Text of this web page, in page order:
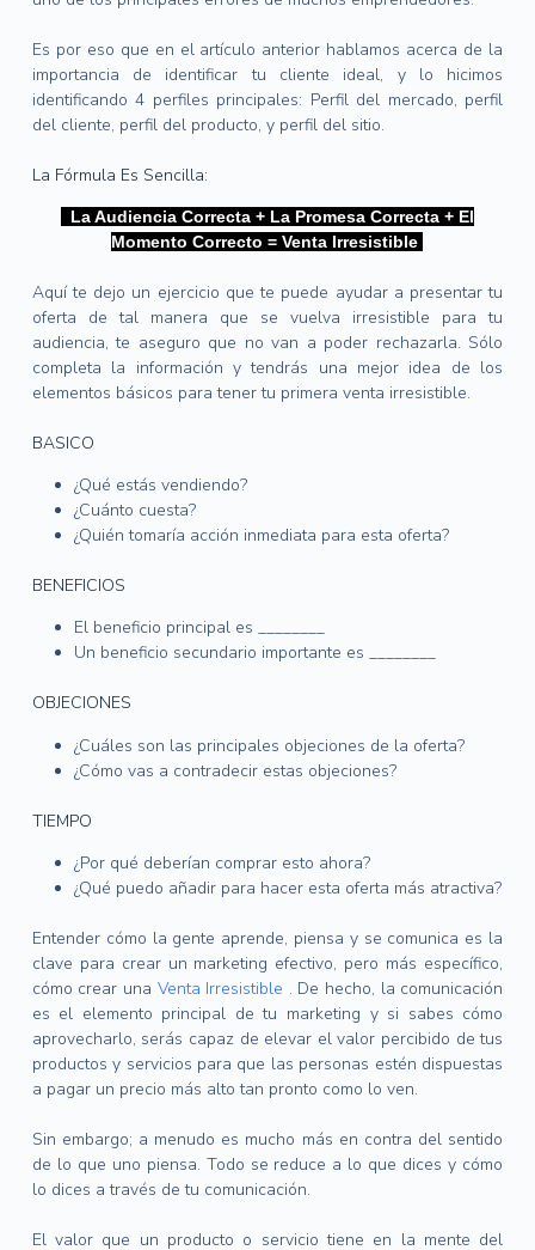
Es por eso que en el artículo anterior hablamos acerca de la
importancia de identificar tu cliente ideal, y lo hicimos
identificando 4 perfiles principales: Perfil del mercado, perfil
del cliente, perfil del producto, y perfil del sitio.
La Fórmula Es Sencilla:
La Audiencia Correcta + La Promesa Correcta + El
Momento Correcto = Venta Irresistible
Aquí te dejo un ejercicio que te puede ayudar a presentar tu
oferta de tal manera que se vuelva irresistible para tu
audiencia, te aseguro que no van a poder rechazarla. Sólo
completa la información y tendrás una mejor idea de los
elementos básicos para tener tu primera venta irresistible.
BASICO
¿Qué estás vendiendo?
¿Cuánto cuesta?
¿Quién tomaría acción inmediata para esta oferta?
BENEFICIOS
El beneficio principal es ________
Un beneficio secundario importante es ________
OBJECIONES
¿Cuáles son las principales objeciones de la oferta?
¿Cómo vas a contradecir estas objeciones?
TIEMPO
¿Por qué deberían comprar esto ahora?
¿Qué puedo añadir para hacer esta oferta más atractiva?
Entender cómo la gente aprende, piensa y se comunica es la
clave para crear un marketing efectivo, pero más específico,
cómo crear una Venta Irresistible . De hecho, la comunicación
es el elemento principal de tu marketing y si sabes cómo
aprovecharlo, serás capaz de elevar el valor percibido de tus
productos y servicios para que las personas estén dispuestas
a pagar un precio más alto tan pronto como lo ven.
Sin embargo; a menudo es mucho más en contra del sentido
de lo que uno piensa. Todo se reduce a lo que dices y cómo
lo dices a través de tu comunicación.
El valor que un producto o servicio tiene en la mente del